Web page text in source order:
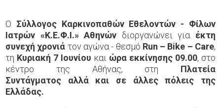
Ο Σύλλογος Καρκινοπαθών Εθελοντών - Φίλων
Ιατρών «Κ.Ε.Φ.Ι.» Αθηνών διοργανώνει για έκτη
συνεχή χρονιά τον αγώνα - θεσμό Run – Bike – Care,
τη Κυριακή 7 Ιουνίου και ώρα εκκίνησης 09.00, στο
κέντρο της Αθήνας, στη Πλατεία
Συντάγματος αλλά και σε άλλες πόλεις της
Ελλάδας.